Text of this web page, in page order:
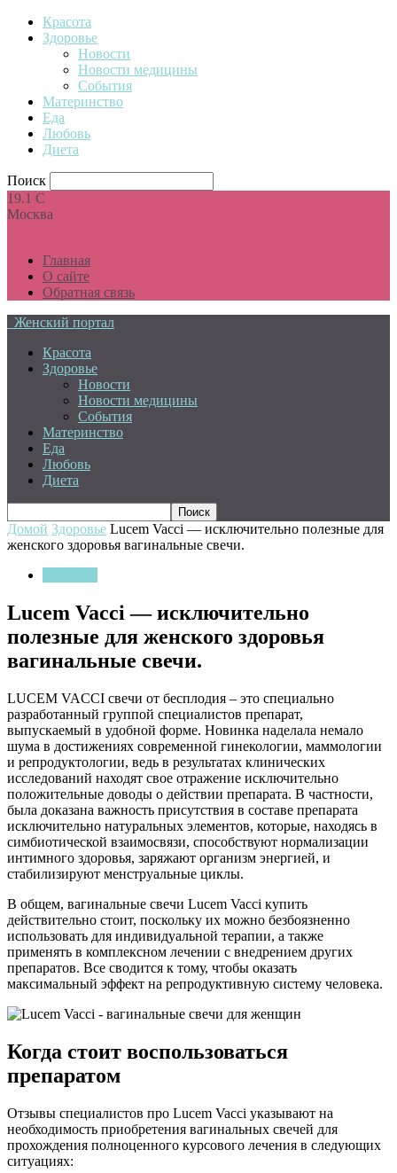
Красота
Здоровье
Новости
Новости медицины
События
Материнство
Еда
Любовь
Диета
Поиск
19.1 C
Москва
Главная
О сайте
Обратная связь
Женский портал
Красота
Здоровье
Новости
Новости медицины
События
Материнство
Еда
Любовь
Диета
Домой Здоровье Lucem Vacci — исключительно полезные для
женского здоровья вагинальные свечи.
Lucem Vacci — исключительно
полезные для женского здоровья
вагинальные свечи.
LUCEM VACCI свечи от бесплодия – это специально
разработанный группой специалистов препарат,
выпускаемый в удобной форме. Новинка наделала немало
шума в достижениях современной гинекологии, маммологии
и репродуктологии, ведь в результатах клинических
исследований находят свое отражение исключительно
положительные доводы о действии препарата. В частности,
была доказана важность присутствия в составе препарата
исключительно натуральных элементов, которые, находясь в
симбиотической взаимосвязи, способствуют нормализации
интимного здоровья, заряжают организм энергией, и
стабилизируют менструальные циклы.
В общем, вагинальные свечи Lucem Vacci купить
действительно стоит, поскольку их можно безбоязненно
использовать для индивидуальной терапии, а также
применять в комплексном лечении с внедрением других
препаратов. Все сводится к тому, чтобы оказать
максимальный эффект на репродуктивную систему человека.
Когда стоит воспользоваться
препаратом
Отзывы специалистов про Lucem Vacci указывают на
необходимость приобретения вагинальных свечей для
прохождения полноценного курсового лечения в следующих
ситуациях: